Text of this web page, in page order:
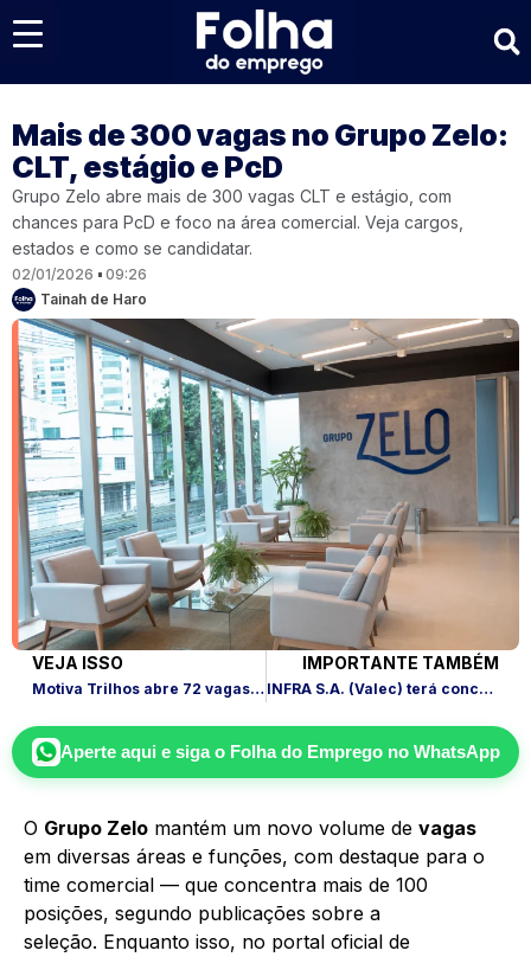
Mais de 300 vagas no Grupo Zelo:
CLT, estágio e PcD
Grupo Zelo abre mais de 300 vagas CLT e estágio, com
chances para PcD e foco na área comercial. Veja cargos,
estados e como se candidatar.
02/01/2026
09:26
Tainah de Haro
VEJA ISSO
Motiva Trilhos abre 72 vagas em SP, RJ e Salvador; veja como
IMPORTANTE TAMBÉM
INFRA S.A. (Valec) terá concurso com 65 vagas e banca Cebraspe
Aperte aqui e siga o Folha do Empregono WhatsApp
O Grupo Zelo mantém um novo volume de vagas
em diversas áreas e funções, com destaque para o
time comercial — que concentra mais de 100
posições, segundo publicações sobre a
seleção. Enquanto isso, no portal oficial de